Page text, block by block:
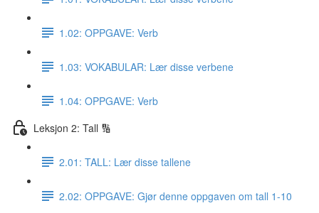
1.02: OPPGAVE: Verb
1.03: VOKABULAR: Lær disse verbene
1.04: OPPGAVE: Verb
Leksjon 2: Tall 🔢
2.01: TALL: Lær disse tallene
2.02: OPPGAVE: Gjør denne oppgaven om tall 1-10